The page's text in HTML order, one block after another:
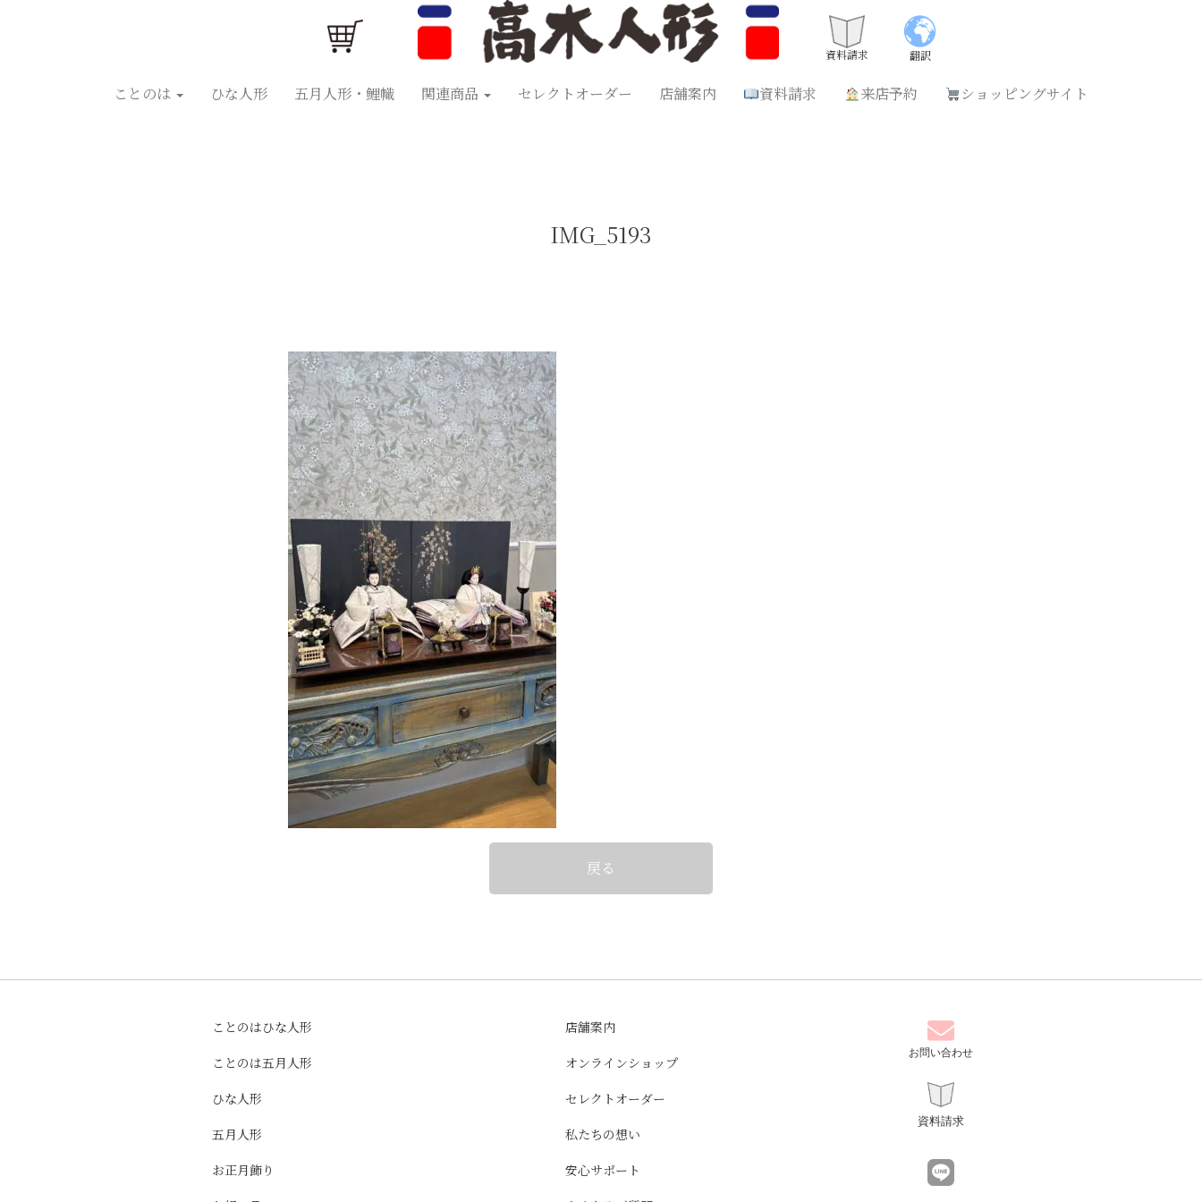
ことのは五月人形 お正月飾り お祝い品 セレクトオーダー 来店予約
資料請求 翻訳
ことのは ひな人形 五月人形・鯉幟 関連商品 セレクトオーダー 店舗案内 資料請求 来店予約 ショッピングサイト
IMG_5193
戻る
ことのはひな人形
ことのは五月人形
ひな人形
五月人形
お正月飾り
店舗案内
オンラインショップ
セレクトオーダー
私たちの想い
安心サポート
お問い合わせ
資料請求